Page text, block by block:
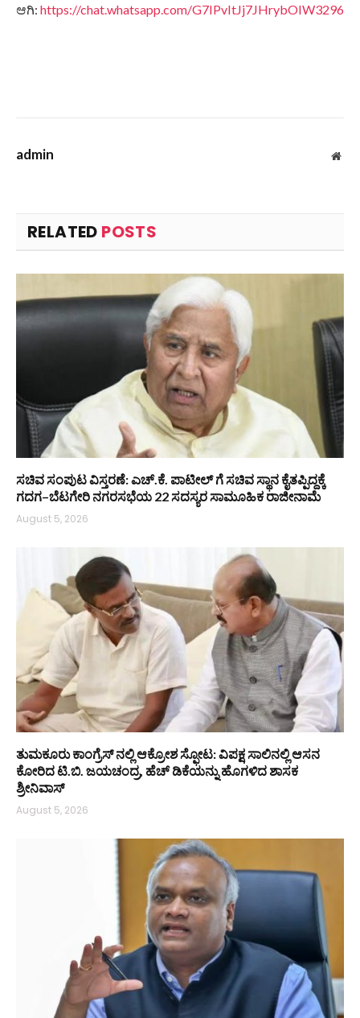
ಆಗಿ: https://chat.whatsapp.com/G7IPvItJj7JHrybOIW3296
admin
RELATED POSTS
ಸಚಿವ ಸಂಪುಟ ವಿಸ್ತರಣೆ: ಎಚ್.ಕೆ. ಪಾಟೀಲ್ ಗೆ ಸಚಿವ ಸ್ಥಾನ ಕೈತಪ್ಪಿದ್ದಕ್ಕೆ
ಗದಗ–ಬೆಟಗೇರಿ ನಗರಸಭೆಯ 22 ಸದಸ್ಯರ ಸಾಮೂಹಿಕ ರಾಜೀನಾಮೆ
August 5, 2026
ತುಮಕೂರು ಕಾಂಗ್ರೆಸ್ ನಲ್ಲಿ ಆಕ್ರೋಶ ಸ್ಫೋಟ: ವಿಪಕ್ಷ ಸಾಲಿನಲ್ಲಿ ಆಸನ
ಕೋರಿದ ಟಿ.ಬಿ. ಜಯಚಂದ್ರ, ಹೆಚ್ ಡಿಕೆಯನ್ನು ಹೊಗಳಿದ ಶಾಸಕ
ಶ್ರೀನಿವಾಸ್
August 5, 2026